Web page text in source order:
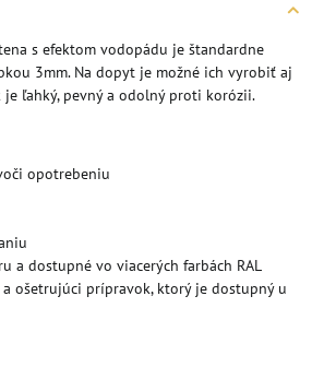
s efektom vodopádu je štandardne
3mm. Na dopyt je možné ich vyrobiť aj
ľahký, pevný a odolný proti korózii.
opotrebeniu
a dostupné vo viacerých farbách RAL
ošetrujúci prípravok, ktorý je dostupný u